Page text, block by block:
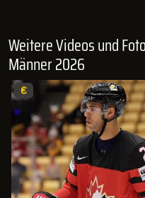
Weitere Videos und
Männer 2026
€